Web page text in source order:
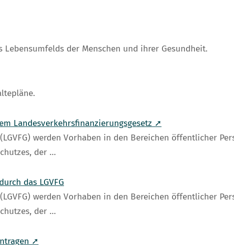
der Menschen und ihrer Gesundheit.
Landesverkehrsfinanzierungsgesetz ➚
werden Vorhaben in den Bereichen öffentlicher
der …
das LGVFG
werden Vorhaben in den Bereichen öffentlicher
der …
➚